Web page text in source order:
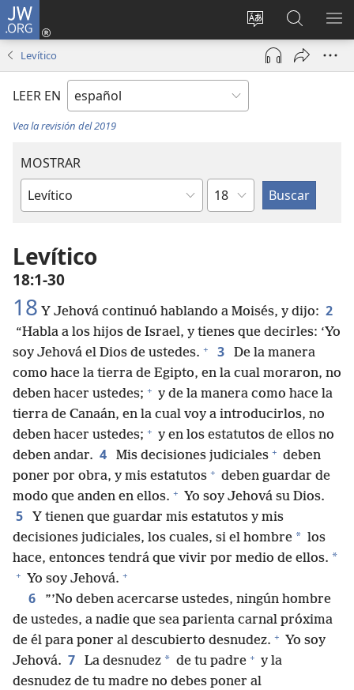
JW.ORG
Cambiar
idioma
del sitio
Iniciar
sesión
(abre
nueva
en
jw.org
Levítico
LEER EN
Vea la revisión del 2019
MOSTRAR
Libro
Biblia
Capítulo
Levítico
18:1-30
18 Y Jehová continuó hablando a Moisés, y dijo: 2
“Habla a los hijos de Israel, y tienes que decirles: ‘Yo
soy Jehová el Dios de ustedes. + 3
De la manera
como hace la tierra de Egipto, en la cual moraron, no
deben hacer ustedes; + y de la manera como hace la
tierra de Canaán, en la cual voy a introducirlos, no
deben hacer ustedes; + y en los estatutos de ellos no
deben andar. 4 Mis decisiones judiciales + deben
poner por obra, y mis estatutos + deben guardar de
modo que anden en ellos. + Yo soy Jehová su Dios.
5
Y tienen que guardar mis estatutos y mis
decisiones judiciales, los cuales, si el hombre * los
hace, entonces tendrá que vivir por medio de ellos. *
+ Yo soy Jehová. +
6
”’No deben acercarse ustedes, ningún hombre
de ustedes, a nadie que sea parienta carnal próxima
de él para poner al descubierto desnudez. + Yo soy
Jehová. 7 La desnudez * de tu padre + y la
desnudez de tu madre no debes poner al